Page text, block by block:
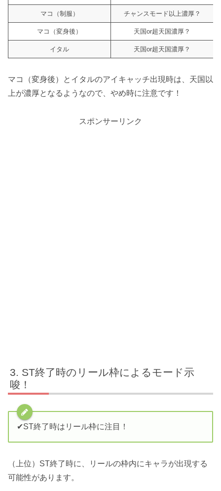
マコ（制服） チャンスモード以上濃厚？
マコ（変身後） 天国or超天国濃厚？
イタル 天国or超天国濃厚？
マコ（変身後）とイタルのアイキャッチ出現時は、天国以
上が濃厚となるようなので、やめ時に注意です！
スポンサーリンク
ST終了時のリール枠によるモード示
唆！
✔︎ST終了時はリール枠に注目！
（上位）ST終了時に、リールの枠内にキャラが出現する
可能性があります。